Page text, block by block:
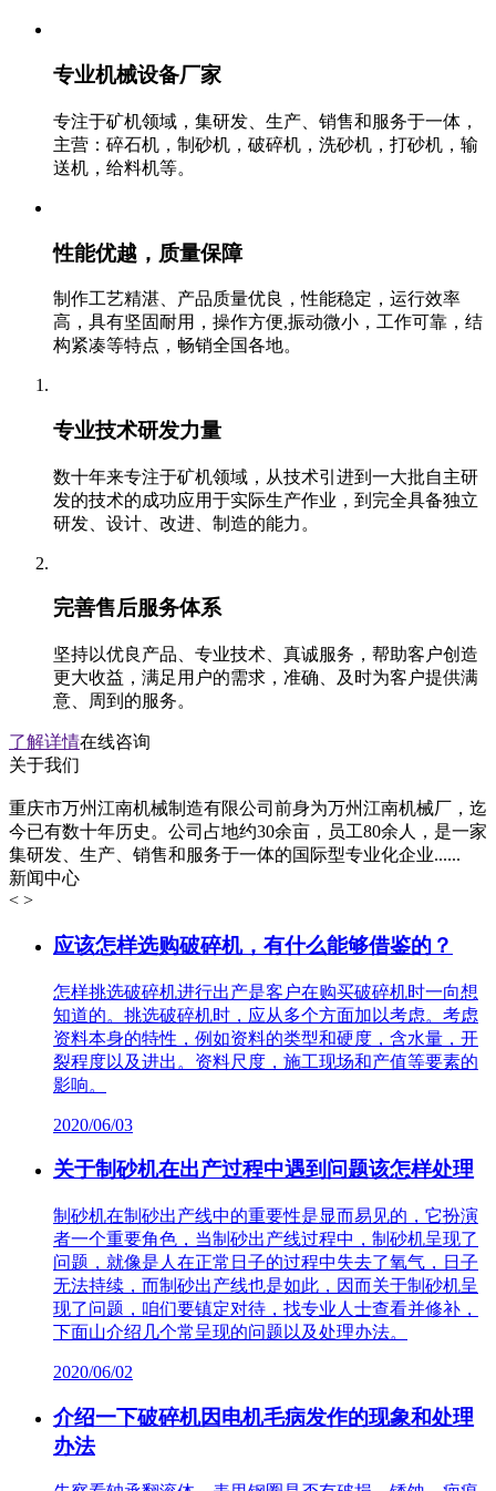
专业机械设备厂家
专注于矿机领域，集研发、生产、销售和服务于一体，
主营：碎石机，制砂机，破碎机，洗砂机，打砂机，输
送机，给料机等。‬
性能优越，质量保障
制作工艺精湛、产品质量优良，性能稳定，运行效率
高，具有坚固耐用，操作方便,振动微小，工作可靠，结
构紧凑等特点，畅销全国各地。
专业技术研发力量
数十年来专注于矿机领域，从技术引进到一大批自主研
发的技术的成功应用于实际生产作业，到完全具备独立
研发、设计、改进、制造的能力。
完善售后服务体系
坚持以优良产品、专业技术、真诚服务，帮助客户创造
更大收益，满足用户的需求，准确、及时为客户提供满
意、周到的服务。
了解详情在线咨询
关于我们
重庆市万州江南机械制造有限公司前身为万州江南机械厂，迄
今已有数十年历史。公司占地约30余亩，员工80余人，是一家
集研发、生产、销售和服务于一体的国际型专业化企业......
新闻中心
< >
应该怎样选购破碎机，有什么能够借鉴的？
怎样挑选破碎机进行出产是客户在购买破碎机时一向想
知道的。挑选破碎机时，应从多个方面加以考虑。考虑
资料本身的特性，例如资料的类型和硬度，含水量，开
裂程度以及进出。资料尺度，施工现场和产值等要素的
影响。
2020/06/03
关于制砂机在出产过程中遇到问题该怎样处理
制砂机在制砂出产线中的重要性是显而易见的，它扮演
者一个重要角色，当制砂出产线过程中，制砂机呈现了
问题，就像是人在正常日子的过程中失去了氧气，日子
无法持续，而制砂出产线也是如此，因而关于制砂机呈
现了问题，咱们要镇定对待，找专业人士查看并修补，
下面山介绍几个常呈现的问题以及处理办法。
2020/06/02
介绍一下破碎机因电机毛病发作的现象和处理
办法